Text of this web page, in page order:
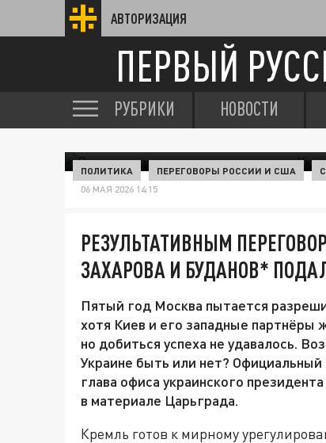
АВТОРИЗАЦИЯ
ПЕРВЫЙ
РУБРИКИ НОВОСТИ
ПОЛИТИКА ПЕРЕГОВОРЫ РОССИИ И США
06 МАЯ 2026 14:15
РЕЗУЛЬТАТИВНЫМ
ЗАХАРОВА И БУДАНОВ*
Пятый год Москва пытается
хотя Киев и его западные партнёры
но добиться успеха не удавалось.
Украине быть или нет?
глава офиса украинского
в материале Царьграда.
Кремль готов к мирному